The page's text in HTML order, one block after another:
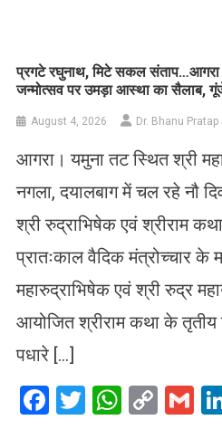
प्रगटे रघुनाथ, मिटे सकल संताप…आगरा
जन्मोत्सव पर उमड़ा आस्था का सैलाब,
August 4, 2026 Dr. Bhanu Pratap
आगरा। यमुना तट स्थित श्री
नगला, दयालबाग में चल रहे नौ
श्री रुद्राभिषेक एवं श्रीराम
प्रातःकाल वैदिक मंत्रोच्चार के
महारुद्राभिषेक एवं श्री रुद्र
आयोजित श्रीराम कथा के
पधारे […]
Facebook
TwitterCopy